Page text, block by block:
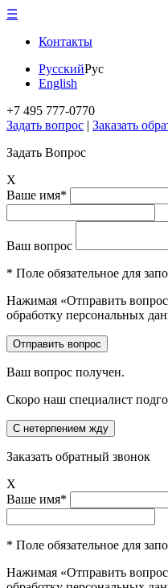
☰
Контакты
РусскийРус
English
+7 495 777-0770
Задать вопрос | Заказать
Задать Вопрос
X
Ваше имя*
Ваш вопрос
* Поле обязательное для
Нажимая «Отправить
обработку персональных
Ваш вопрос получен.
Скоро наш специалист
Заказать обратный звонок
X
Ваше имя*
* Поле обязательное для
Нажимая «Отправить